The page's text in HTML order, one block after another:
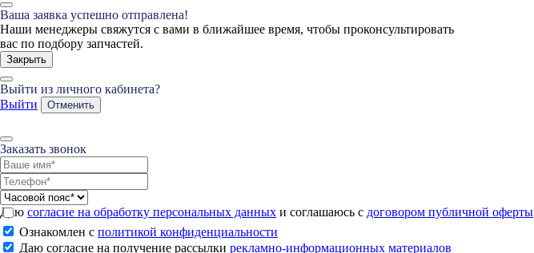
Ваша заявка успешно отправлена!
Наши менеджеры свяжутся с вами в ближайшее время, чтобы проконсультировать
вас по подбору запчастей.
Закрыть
Выйти из личного кабинета?
Выйти
Отменить
Заказать звонок
Даю согласие на обработку персональных данных и соглашаюсь с договором публичной оферты
Ознакомлен с политикой конфиденциальности
Даю согласие на получение рассылки рекламно-информационных материалов